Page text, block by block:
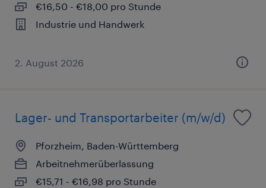
€16,50 - €18,00 pro Stunde
Industrie und Handwerk
2. August 2026
Lager- und Transportarbeiter (m/w/d)
Pforzheim, Baden-Württemberg
Arbeitnehmerüberlassung
€15,71 - €16,98 pro Stunde